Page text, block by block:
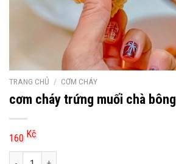
TRANG CHỦ / CƠM CHÁY
cơm cháy trứng muối chà
160 Kč
cơm cháy trứng muối chà bông 250g số lượng